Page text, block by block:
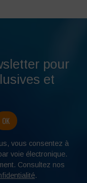
pour
et
vous consentez à
voie électronique.
Consultez nos
.